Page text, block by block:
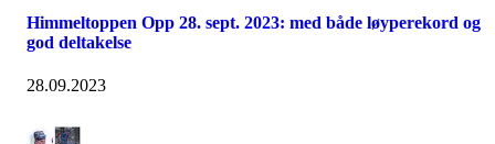
Himmeltoppen Opp 28. sept. 2023: med både løyperekord og
god deltakelse
28.09.2023